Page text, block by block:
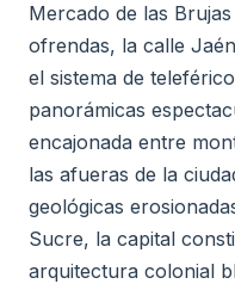
Mercado de las
ofrendas, la calle
el sistema de
panorámicas
encajonada entre
las afueras de la
geológicas
Sucre, la capital
arquitectura colonial